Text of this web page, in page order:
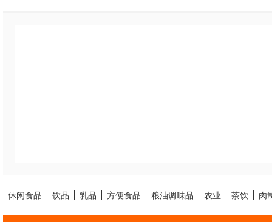
休闲食品 饮品 乳品 方便食品 粮油调味品 农业 茶饮 肉